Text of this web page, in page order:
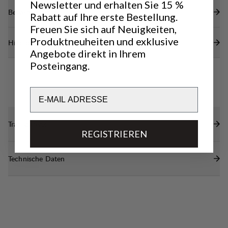
Made in Italy
Bewertungen
Hilfe benötigt?
Transparenz
Technische Daten
Newsletter und erhalten Sie 15 %
Rabatt auf Ihre erste Bestellung.
Freuen Sie sich auf Neuigkeiten,
Produktneuheiten und exklusive
Angebote direkt in Ihrem
Posteingang.
REGISTRIEREN